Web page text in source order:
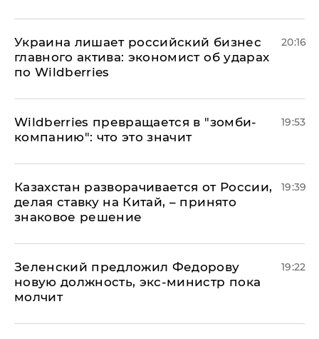
​Украина лишает российский бизнес
главного актива: экономист об ударах
по Wildberries
20:16
Wildberries превращается в "зомби-
компанию": что это значит
19:53
Казахстан разворачивается от России,
делая ставку на Китай, – принято
знаковое решение
19:39
Зеленский предложил Федорову
новую должность, экс-министр пока
молчит
19:22